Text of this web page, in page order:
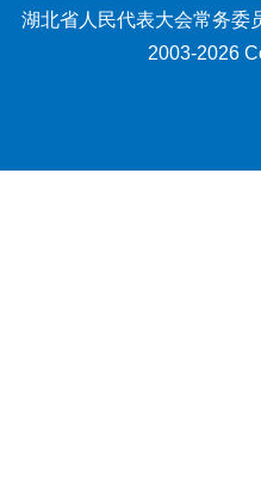
湖北省人民代表大会常务委
2003-2026